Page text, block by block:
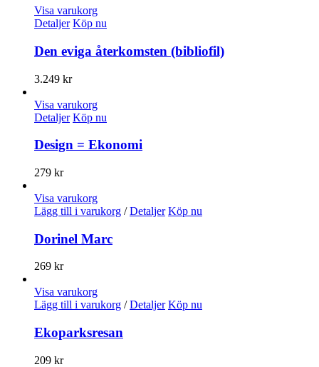
Visa varukorg
Detaljer Köp nu
Den eviga återkomsten (bibliofil)
3.249 kr
Visa varukorg
Detaljer Köp nu
Design = Ekonomi
279 kr
Visa varukorg
Lägg till i varukorg / Detaljer Köp nu
Dorinel Marc
269 kr
Visa varukorg
Lägg till i varukorg / Detaljer Köp nu
Ekoparksresan
209 kr